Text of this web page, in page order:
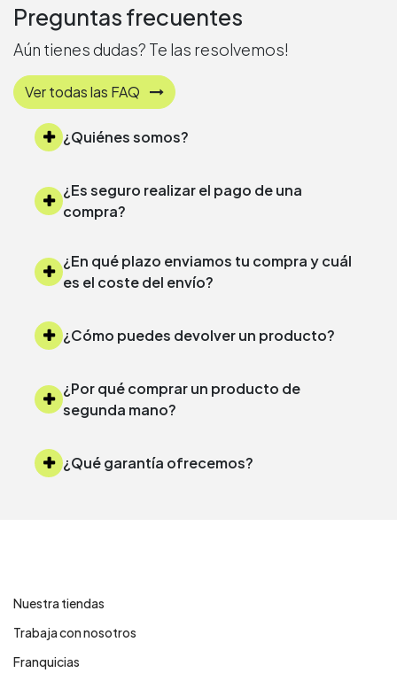
Preguntas frecuentes
Aún tienes dudas? Te las resolvemos!
Ver todas las FAQ
¿Quiénes somos?
¿Es seguro realizar el pago de una
compra?
¿En qué plazo enviamos tu compra y cuál
es el coste del envío?
¿Cómo puedes devolver un producto?
¿Por qué comprar un producto de
segunda mano?
¿Qué garantía ofrecemos?
Nuestra tiendas
Trabaja con nosotros
Franquicias